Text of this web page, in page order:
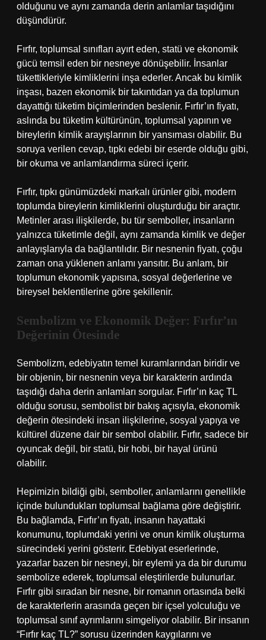
olduğunu ve aynı zamanda derin anlamlar taşıdığını
düşündürür.
Fırfır, toplumsal sınıfları ayırt eden, statü ve ekonomik
gücü temsil eden bir nesneye dönüşebilir. İnsanlar
tükettikleriyle kimliklerini inşa ederler. Ancak bu kimlik
inşası, bazen ekonomik bir takıntıdan ya da toplumun
dayattığı tüketim biçimlerinden beslenir. Fırfır’ın fiyatı,
aslında bu tüketim kültürünün, toplumsal yapının ve
bireylerin kimlik arayışlarının bir yansıması olabilir. Bu
soruya verilen cevap, tıpkı edebi bir eserde olduğu gibi,
bir okuma ve anlamlandırma süreci içerir.
Fırfır, tıpkı günümüzdeki markalı ürünler gibi, modern
toplumda bireylerin kimliklerini oluşturduğu bir araçtır.
Metinler arası ilişkilerde, bu tür semboller, insanların
yalnızca tüketimle değil, aynı zamanda kimlik ve değer
anlayışlarıyla da bağlantılıdır. Bir nesnenin fiyatı, çoğu
zaman ona yüklenen anlamı yansıtır. Bu anlam, bir
toplumun ekonomik yapısına, sosyal değerlerine ve
bireysel beklentilerine göre şekillenir.
Sembolizm ve Ekonomik Değer: Fırfır’ın
Değerinin Ötesinde
Sembolizm, edebiyatın temel kuramlarından biridir ve
bir objenin, bir nesnenin veya bir karakterin ardında
taşıdığı daha derin anlamları sorgular. Fırfır’ın kaç TL
olduğu sorusu, sembolist bir bakış açısıyla, ekonomik
değerin ötesindeki insan ilişkilerine, sosyal yapıya ve
kültürel düzene dair bir sembol olabilir. Fırfır, sadece bir
oyuncak değil, bir statü, bir hobi, bir hayal ürünü
olabilir.
Hepimizin bildiği gibi, semboller, anlamlarını genellikle
içinde bulundukları toplumsal bağlama göre değiştirir.
Bu bağlamda, Fırfır’ın fiyatı, insanın hayattaki
konumunu, toplumdaki yerini ve onun kimlik oluşturma
sürecindeki yerini gösterir. Edebiyat eserlerinde,
yazarlar bazen bir nesneyi, bir eylemi ya da bir durumu
sembolize ederek, toplumsal eleştirilerde bulunurlar.
Fırfır gibi sıradan bir nesne, bir romanın ortasında belki
de karakterlerin arasında geçen bir içsel yolculuğu ve
toplumsal sınıf ayrımlarını simgeliyor olabilir. Bir insanın
“Fırfır kaç TL?” sorusu üzerinden kaygılarını ve